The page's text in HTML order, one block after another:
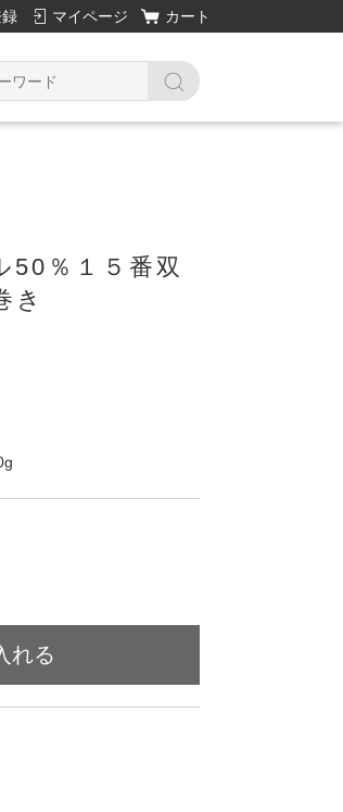
マイページ カート
50％１５番双
き
れる